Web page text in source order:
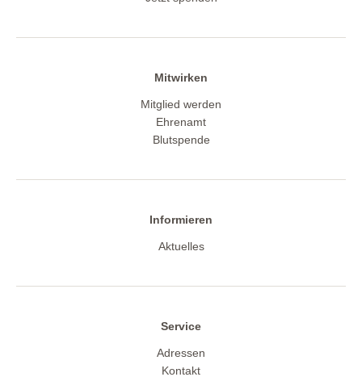
Mitwirken
Mitglied werden
Ehrenamt
Blutspende
Informieren
Aktuelles
Service
Adressen
Kontakt